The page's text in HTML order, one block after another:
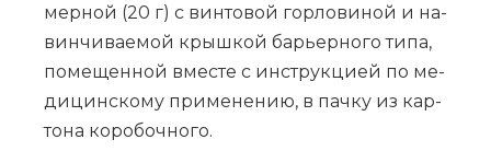
мер­ной (20 г) с вин­то­вой гор­ло­ви­ной и на­
вин­чи­ва­е­мой крыш­кой ба­рьер­но­го ти­па,
по­ме­щен­ной вме­сте с ин­струк­ци­ей по ме­
ди­цин­ско­му при­ме­не­нию, в пач­ку из кар­
то­на ко­ро­боч­но­го.